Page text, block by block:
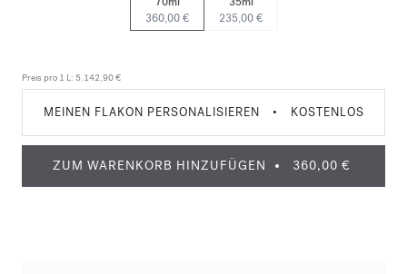
360,00 €
235,00 €
Preis pro 1 L: 5.142,90 €
MEINEN FLAKON PERSONALISIEREN • KOSTENLOS
ZUM WARENKORB HINZUFÜGEN 360,00 €